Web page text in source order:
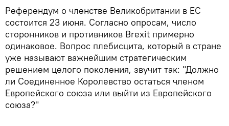
Референдум о членстве Великобритании в ЕС
состоится 23 июня. Согласно опросам, число
сторонников и противников Brexit примерно
одинаковое. Вопрос плебисцита, который в стране
уже называют важнейшим стратегическим
решением целого поколения, звучит так: "Должно
ли Соединенное Королевство остаться членом
Европейского союза или выйти из Европейского
союза?"